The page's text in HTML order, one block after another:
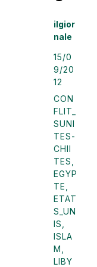
ilgior
nale
15/0
9/20
12
CON
FLIT_
SUNI
TES-
CHII
TES
EGYP
TE
ETAT
S_UN
IS
ISLA
M
LIBY